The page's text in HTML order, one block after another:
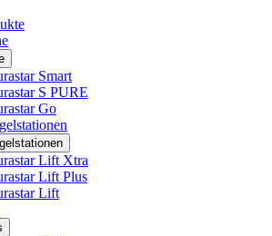
Smart
S PURE
Go
Lift Xtra
Lift Plus
Lift